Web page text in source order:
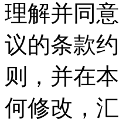
理解并同
议的条款
则，并在
何修改，